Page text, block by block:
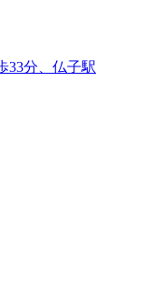
33分、仏子駅